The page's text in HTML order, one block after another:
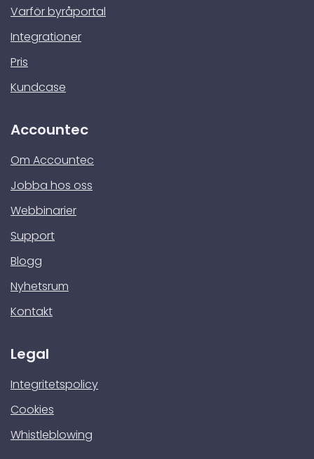
Varför byråportal
Integrationer
Pris
Kundcase
Accountec
Om Accountec
Jobba hos oss
Webbinarier
Support
Blogg
Nyhetsrum
Kontakt
Legal
Integritetspolicy
Cookies
Whistleblowing